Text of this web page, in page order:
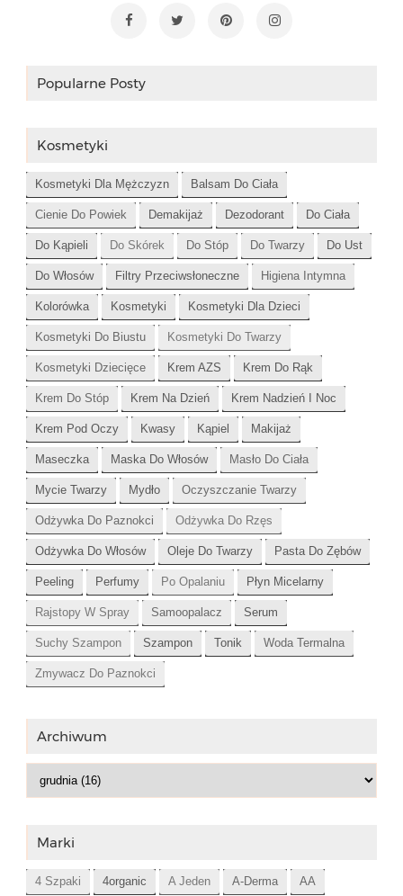
Popularne Posty
Kosmetyki
Kosmetyki Dla Mężczyzn Balsam Do Ciała
Cienie Do Powiek Demakijaż Dezodorant Do Ciała
Do Kąpieli Do Skórek Do Stóp Do Twarzy Do Ust
Do Włosów Filtry Przeciwsłoneczne Higiena Intymna
Kolorówka Kosmetyki Kosmetyki Dla Dzieci
Kosmetyki Do Biustu Kosmetyki Do Twarzy
Kosmetyki Dziecięce Krem AZS Krem Do Rąk
Krem Do Stóp Krem Na Dzień Krem Nadzień I Noc
Krem Pod Oczy Kwasy Kąpiel Makijaż
Maseczka Maska Do Włosów Masło Do Ciała
Mycie Twarzy Mydło Oczyszczanie Twarzy
Odżywka Do Paznokci Odżywka Do Rzęs
Odżywka Do Włosów Oleje Do Twarzy Pasta Do Zębów
Peeling Perfumy Po Opalaniu Płyn Micelarny
Rajstopy W Spray Samoopalacz Serum
Suchy Szampon Szampon Tonik Woda Termalna
Zmywacz Do Paznokci
Archiwum
Marki
4 Szpaki 4organic A Jeden A-Derma AA